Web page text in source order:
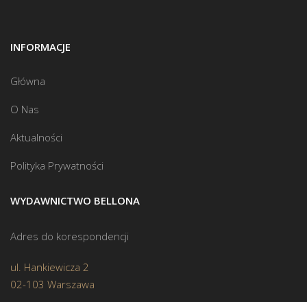
INFORMACJE
Główna
O Nas
Aktualności
Polityka Prywatności
WYDAWNICTWO BELLONA
Adres do korespondencji
ul. Hankiewicza 2
02-103 Warszawa